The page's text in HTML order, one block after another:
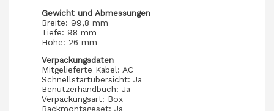
Gewicht und Abmessungen
Breite: 99,8 mm
Tiefe: 98 mm
Höhe: 26 mm
Verpackungsdaten
Mitgelieferte Kabel: AC
Schnellstartübersicht: Ja
Benutzerhandbuch: Ja
Verpackungsart: Box
Rackmontageset: Ja